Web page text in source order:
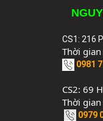
CS1: 216
Thời
0981
CS2: 69
Thời
0979